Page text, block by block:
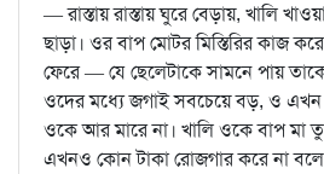
— রাস্তায় রাস্তায় ঘুরে বেড়ায়, খালি
ছাড়া। ওর বাপ মোটর মিস্তিরির কাজ
ফেরে — যে ছেলেটাকে সামনে পায়
ওদের মধ্যে জগাই সবচেয়ে বড়, ও
ওকে আর মারে না। খালি ওকে বাপ মা
এখনও কোন টাকা রোজগার করে না বলে।